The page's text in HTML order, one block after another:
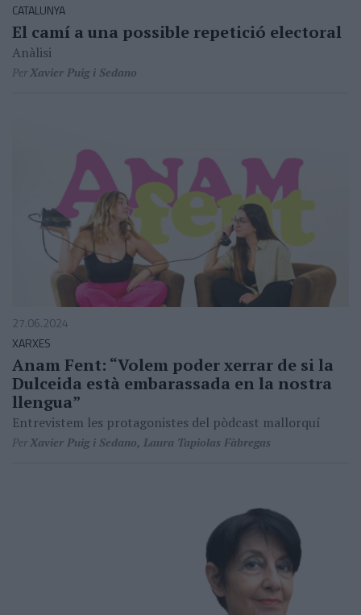
CATALUNYA
El camí a una possible repetició electoral
Anàlisi
PerXavier Puig i Sedano
27.06.2024
XARXES
Anam Fent: “Volem poder xerrar de si la
Dulceida està embarassada en la nostra
llengua”
Entrevistem les protagonistes del pòdcast mallorquí
PerXavier Puig i Sedano, Laura Tapiolas Fàbregas